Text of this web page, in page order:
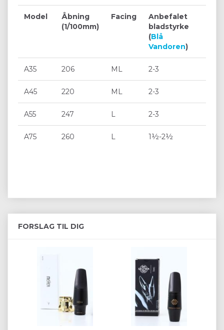
Model
Åbning
(1/100mm)
Facing
Anbefalet
bladstyrke
(Blå
Vandoren)
A35 206 ML 2-3
A45 220 ML 2-3
A55 247 L 2-3
A75 260 L 1½-2½
FORSLAG TIL DIG